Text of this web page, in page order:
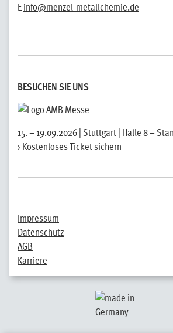
E info@menzel-metallchemie.de
BESUCHEN SIE UNS
15. – 19.09.2026 | Stuttgart | Halle 8 –
› Kostenloses Ticket sichern
Impressum
Datenschutz
AGB
Karriere